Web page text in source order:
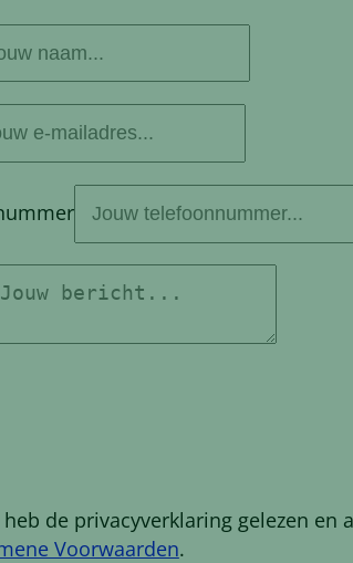
heb de privacyverklaring gelezen en
Voorwaarden.